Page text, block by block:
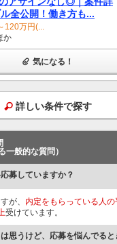
全公開！働き方も...
万円(...
か
気になる！
詳しい条件で探す
一般的な質問）
募していますか？
が、 内定をもらっている人
受けています。
思うけど、応募を悩んでる